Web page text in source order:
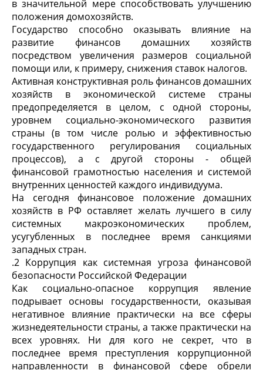
в значительной мере способствовать улучшению
положения домохозяйств.
Государство способно оказывать влияние на
развитие финансов домашних хозяйств
посредством увеличения размеров социальной
помощи или, к примеру, снижения ставок налогов.
Активная конструктивная роль финансов домашних
хозяйств в экономической системе страны
предопределяется в целом, с одной стороны,
уровнем социально-экономического развития
страны (в том числе ролью и эффективностью
государственного регулирования социальных
процессов), а с другой стороны - общей
финансовой грамотностью населения и системой
внутренних ценностей каждого индивидуума.
На сегодня финансовое положение домашних
хозяйств в РФ оставляет желать лучшего в силу
системных макроэкономических проблем,
усугубленных в последнее время санкциями
западных стран.
.2 Коррупция как системная угроза финансовой
безопасности Российской Федерации
Как социально-опасное коррупция явление
подрывает основы государственности, оказывая
негативное влияние практически на все сферы
жизнедеятельности страны, а также практически на
всех уровнях. Ни для кого не секрет, что в
последнее время преступления коррупционной
направленности в финансовой сфере обрели